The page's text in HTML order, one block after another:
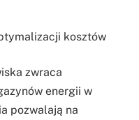
kosztów
zwraca
energii w
pozwalają na